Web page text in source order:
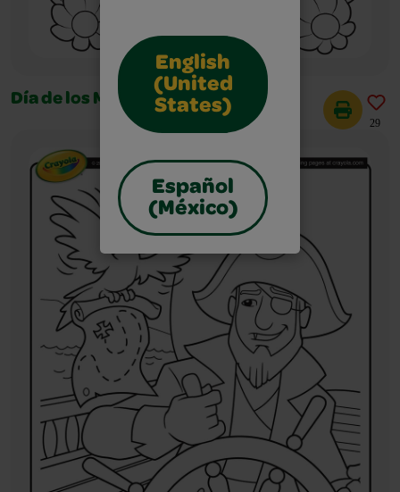
English
(United
States)
Español
(México)
Día de los Muertos
29